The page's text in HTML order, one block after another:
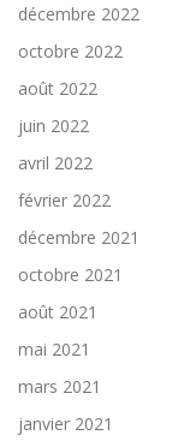
décembre 2022
octobre 2022
août 2022
juin 2022
avril 2022
février 2022
décembre 2021
octobre 2021
août 2021
mai 2021
mars 2021
janvier 2021